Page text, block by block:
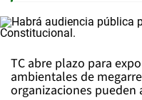
TC abre plazo para
ambientales de
organizaciones pueden